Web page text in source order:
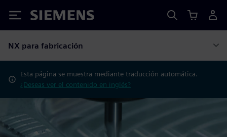
Siemens
NX para fabricación
Esta página se muestra mediante traducción automática.
¿Deseas ver el contenido en inglés?